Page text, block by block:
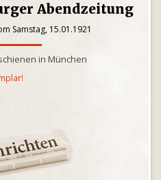
Abendzeitung
Samstag, 15.01.1921
in München